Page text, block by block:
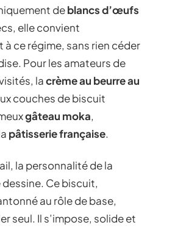
deblancs d’œufs
elle convient
à ce régime, sans rien céder
Pour les amateurs de
lacrème au beurre au
couches de biscuit
gâteau moka,
pâtisserie française.
la personnalité de la
Ce biscuit,
au rôle de base,
seul. Il s’impose, solide et